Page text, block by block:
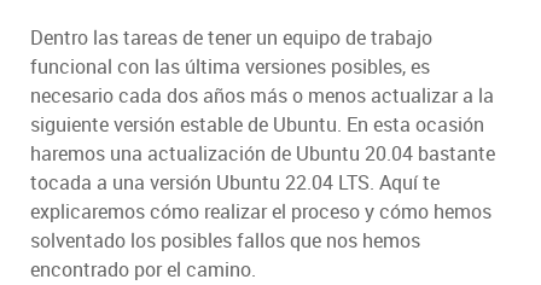
Dentro las tareas de tener un equipo de trabajo
funcional con las última versiones posibles, es
necesario cada dos años más o menos actualizar a la
siguiente versión estable de Ubuntu. En esta ocasión
haremos una actualización de Ubuntu 20.04 bastante
tocada a una versión Ubuntu 22.04 LTS. Aquí te
explicaremos cómo realizar el proceso y cómo hemos
solventado los posibles fallos que nos hemos
encontrado por el camino.